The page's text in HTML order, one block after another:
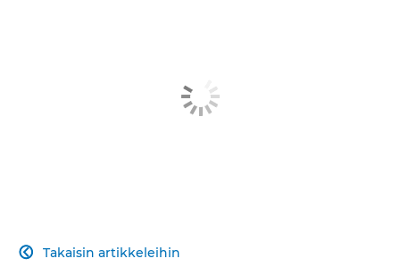
Takaisin artikkeleihin
